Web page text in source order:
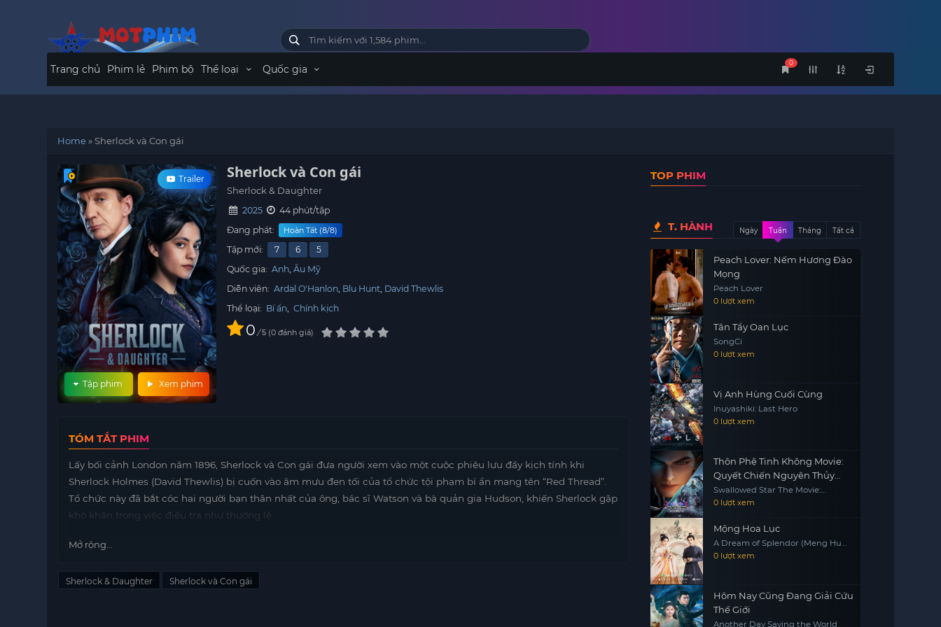
0
Trang chủ Phim lẻ Phim bộ Thể loại Quốc gia
Home»Sherlock và Con gái
Trailer
Xem phim
Tập phim
Sherlock và Con gái
Sherlock & Daughter
2025
44 phút/tập
Đang phát:
Hoàn Tất (8/8)
Tập mới: 7 6
5
Quốc gia: Anh Âu Mỹ
Diễn viên: Ardal O'Hanlon Blu Hunt David Thewlis
Thể loại: Bí ẩn, Chính kịch
0 / 5 0 đánh giá
TÓM TẮT PHIM
Lấy bối cảnh London năm 1896, Sherlock và Con gái đưa người xem vào một cuộc phiêu lưu đầy kịch tính khi
Sherlock Holmes (David Thewlis) bị cuốn vào âm mưu đen tối của tổ chức tội phạm bí ẩn mang tên “Red Thread”.
Tổ chức này đã bắt cóc hai người bạn thân nhất của ông, bác sĩ Watson và bà quản gia Hudson, khiến Sherlock gặp
khó khăn trong việc điều tra như thường lệ.
Trong bối cảnh khủng hoảng này, một cô gái trẻ tên Amelia bất ngờ xuất hiện và tự nhận là con gái của Sherlock
motphims1.comcủa Sherlock. Mối quan hệ giữa hai người không chỉ đơn thuần là cha con mà còn là một sự kết
hợp giữa kinh nghiệm và sự trẻ trung, tạo ra những tình huống hài hước và cảm động.
Mở rộng...
Sherlock & Daughter Sherlock và Con gái
TOP PHIM
T. HÀNH Ngày Tuần Tháng Tất cả
Peach Lover: Nếm Hương Đào
Mọng
Peach Lover
0 lượt xem
Tân Tẩy Oan Lục
SongCi
0 lượt xem
Vị Anh Hùng Cuối Cùng
Inuyashiki: Last Hero
0 lượt xem
Thôn Phệ Tinh Không Movie:
Quyết Chiến Nguyên Thủy
Tinh
Swallowed Star The Movie:
Decisive Battle on the Primordial
Star
0 lượt xem
Mộng Hoa Lục
A Dream of Splendor (Meng Hua
Lu)
0 lượt xem
Hôm Nay Cũng Đang Giải Cứu
Thế Giới
Another Day Saving the World